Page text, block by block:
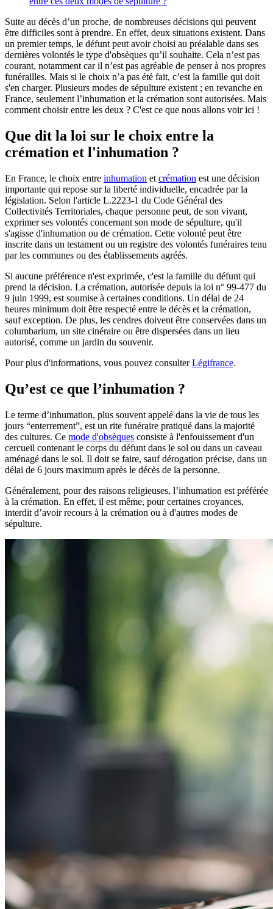
Suite au décès d’un proche, de nombreuses décisions qui peuvent
être difficiles sont à prendre. En effet, deux situations existent. Dans
un premier temps, le défunt peut avoir choisi au préalable dans ses
dernières volontés le type d'obsèques qu’il souhaite. Cela n’est pas
courant, notamment car il n’est pas agréable de penser à nos propres
funérailles. Mais si le choix n’a pas été fait, c’est la famille qui doit
s'en charger. Plusieurs modes de sépulture existent ; en revanche en
France, seulement l’inhumation et la crémation sont autorisées. Mais
comment choisir entre les deux ? C'est ce que nous allons voir ici !
Que dit la loi sur le choix entre la
crémation et l'inhumation ?
En France, le choix entre inhumation et crémation est une décision
importante qui repose sur la liberté individuelle, encadrée par la
législation. Selon l'article L.2223-1 du Code Général des
Collectivités Territoriales, chaque personne peut, de son vivant,
exprimer ses volontés concernant son mode de sépulture, qu'il
s'agisse d'inhumation ou de crémation. Cette volonté peut être
inscrite dans un testament ou un registre des volontés funéraires tenu
par les communes ou des établissements agréés.
Si aucune préférence n'est exprimée, c'est la famille du défunt qui
prend la décision. La crémation, autorisée depuis la loi n° 99-477 du
9 juin 1999, est soumise à certaines conditions. Un délai de 24
heures minimum doit être respecté entre le décès et la crémation,
sauf exception. De plus, les cendres doivent être conservées dans un
columbarium, un site cinéraire ou être dispersées dans un lieu
autorisé, comme un jardin du souvenir.
Pour plus d'informations, vous pouvez consulterLégifrance.
Qu’est ce que l’inhumation ?
Le terme d’inhumation, plus souvent appelé dans la vie de tous les
jours “enterrement”, est un rite funéraire pratiqué dans la majorité
des cultures. Ce mode d'obsèques consiste à l'enfouissement d'un
cercueil contenant le corps du défunt dans le sol ou dans un caveau
aménagé dans le sol. Il doit se faire, sauf dérogation précise, dans un
délai de 6 jours maximum après le décès de la personne.
Généralement, pour des raisons religieuses, l’inhumation est préférée
à la crémation. En effet, il est même, pour certaines croyances,
interdit d’avoir recours à la crémation ou à d'autres modes de
sépulture.